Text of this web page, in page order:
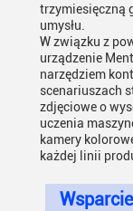
trzymiesięczną
umysłu.
W związku z
urządzenie
narzędziem
scenariuszach
zdjęciowe o
uczenia
kamery
każdej linii